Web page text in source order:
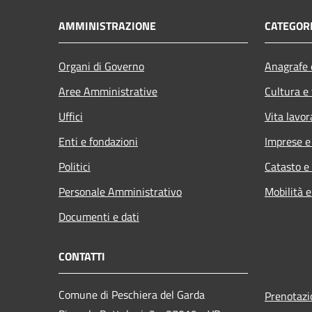
AMMINISTRAZIONE
Organi di Governo
Aree Amministrative
Uffici
Enti e fondazioni
Politici
Personale Amministrativo
Documenti e dati
Cultura
Vita
Imprese
Catasto
Mobilità
CONTATTI
Comune di Peschiera del Garda